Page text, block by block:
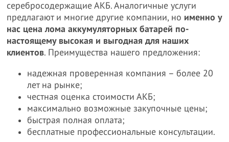
серебросодержащие АКБ. Аналогичные услуги
предлагают и многие другие компании, но именно у
нас цена лома аккумуляторных батарей по-
настоящему высокая и выгодная для наших
клиентов. Преимущества нашего предложения:
надежная проверенная компания – более 20
лет на рынке;
честная оценка стоимости АКБ;
максимально возможные закупочные цены;
быстрая полная оплата;
бесплатные профессиональные консультации.